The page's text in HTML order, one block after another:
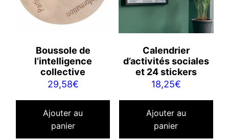
Boussole de
l’intelligence
collective
29,58€
Ajouter au
panier
Calendrier
d’activités sociales
et 24 stickers
18,25€
Ajouter au
panier